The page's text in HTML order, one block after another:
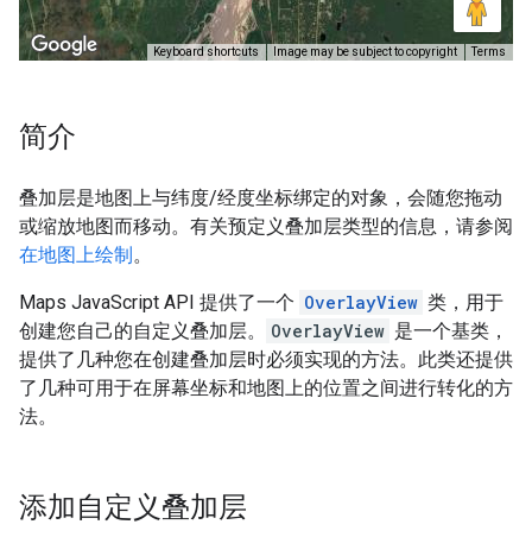
简介
叠加层是地图上与纬度/经度坐标绑定的对象，会随您拖动
或缩放地图而移动。有关预定义叠加层类型的信息，请参阅
在地图上绘制。
Maps JavaScript API 提供了一个 OverlayView 类，用于
创建您自己的自定义叠加层。
OverlayView 是一个基类，
提供了几种您在创建叠加层时必须实现的方法。此类还提供
了几种可用于在屏幕坐标和地图上的位置之间进行转化的方
法。
添加自定义叠加层